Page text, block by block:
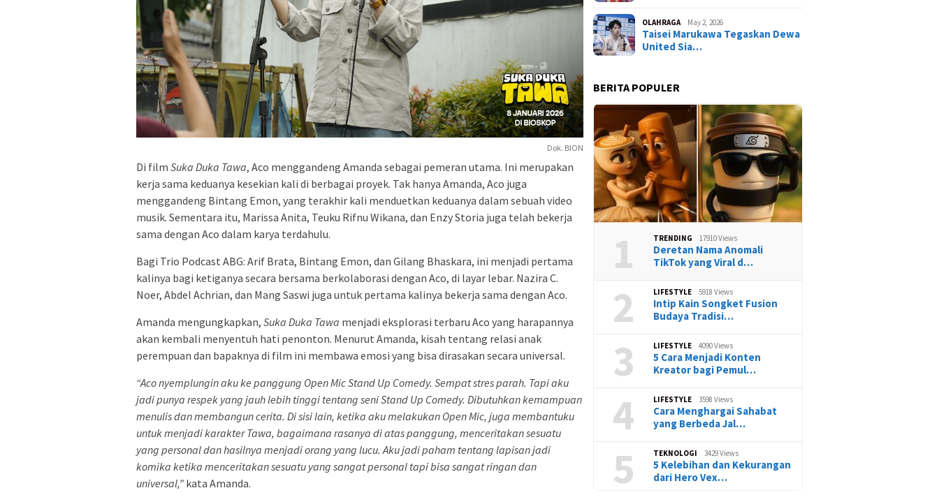
Dok. BION
Di film Suka Duka Tawa, Aco menggandeng Amanda sebagai pemeran utama. Ini merupakan
kerja sama keduanya kesekian kali di berbagai proyek. Tak hanya Amanda, Aco juga
menggandeng Bintang Emon, yang terakhir kali menduetkan keduanya dalam sebuah video
musik. Sementara itu, Marissa Anita, Teuku Rifnu Wikana, dan Enzy Storia juga telah bekerja
sama dengan Aco dalam karya terdahulu.
Bagi Trio Podcast ABG: Arif Brata, Bintang Emon, dan Gilang Bhaskara, ini menjadi pertama
kalinya bagi ketiganya secara bersama berkolaborasi dengan Aco, di layar lebar. Nazira C.
Noer, Abdel Achrian, dan Mang Saswi juga untuk pertama kalinya bekerja sama dengan Aco.
Amanda mengungkapkan, Suka Duka Tawa menjadi eksplorasi terbaru Aco yang harapannya
akan kembali menyentuh hati penonton. Menurut Amanda, kisah tentang relasi anak
perempuan dan bapaknya di film ini membawa emosi yang bisa dirasakan secara universal.
“Aco nyemplungin aku ke panggung Open Mic Stand Up Comedy. Sempat stres parah. Tapi aku
jadi punya respek yang jauh lebih tinggi tentang seni Stand Up Comedy. Dibutuhkan kemampuan
menulis dan membangun cerita. Di sisi lain, ketika aku melakukan Open Mic, juga membantuku
untuk menjadi karakter Tawa, bagaimana rasanya di atas panggung, menceritakan sesuatu
yang personal dan hasilnya menjadi orang yang lucu. Aku jadi paham tentang lapisan jadi
komika ketika menceritakan sesuatu yang sangat personal tapi bisa sangat ringan dan
universal,” kata Amanda.
OLAHRAGA May 2, 2026
Taisei Marukawa Tegaskan Dewa
United Sia…
BERITA POPULER
1 TRENDING 17910 Views
Deretan Nama Anomali
TikTok yang Viral d…
2 LIFESTYLE 5918 Views
Intip Kain Songket Fusion
Budaya Tradisi…
3 LIFESTYLE 4090 Views
5 Cara Menjadi Konten
Kreator bagi Pemul…
4 LIFESTYLE 3598 Views
Cara Menghargai Sahabat
yang Berbeda Jal…
5 TEKNOLOGI 3429 Views
5 Kelebihan dan Kekurangan
dari Hero Vex…